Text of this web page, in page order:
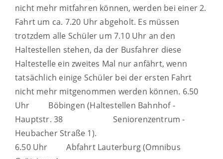
nicht mehr mitfahren können, werden bei einer 2.
Fahrt um ca. 7.20 Uhr abgeholt. Es müssen
trotzdem alle Schüler um 7.10 Uhr an den
Haltestellen stehen, da der Busfahrer diese
Haltestelle ein zweites Mal nur anfährt, wenn
tatsächlich einige Schüler bei der ersten Fahrt
nicht mehr mitgenommen werden können. 6.50
Uhr Böbingen (Haltestellen Bahnhof -
Hauptstr. 38 Seniorenzentrum -
Heubacher Straße 1).
6.50 Uhr Abfahrt Lauterburg (Omnibus